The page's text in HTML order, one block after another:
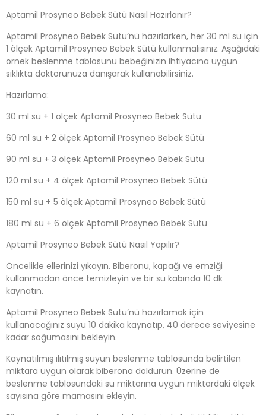
Aptamil Prosyneo Bebek Sütü Nasıl Hazırlanır?
Aptamil Prosyneo Bebek Sütü’nü hazırlarken, her 30 ml su için
1 ölçek Aptamil Prosyneo Bebek Sütü kullanmalısınız. Aşağıdaki
örnek beslenme tablosunu bebeğinizin ihtiyacına uygun
sıklıkta doktorunuza danışarak kullanabilirsiniz.
Hazırlama:
30 ml su + 1 ölçek Aptamil Prosyneo Bebek Sütü
60 ml su + 2 ölçek Aptamil Prosyneo Bebek Sütü
90 ml su + 3 ölçek Aptamil Prosyneo Bebek Sütü
120 ml su + 4 ölçek Aptamil Prosyneo Bebek Sütü
150 ml su + 5 ölçek Aptamil Prosyneo Bebek Sütü
180 ml su + 6 ölçek Aptamil Prosyneo Bebek Sütü
Aptamil Prosyneo Bebek Sütü Nasıl Yapılır?
Öncelikle ellerinizi yıkayın. Biberonu, kapağı ve emziği
kullanmadan önce temizleyin ve bir su kabında 10 dk
kaynatın.
Aptamil Prosyneo Bebek Sütü’nü hazırlamak için
kullanacağınız suyu 10 dakika kaynatıp, 40 derece seviyesine
kadar soğumasını bekleyin.
Kaynatılmış ılıtılmış suyun beslenme tablosunda belirtilen
miktara uygun olarak biberona doldurun. Üzerine de
beslenme tablosundaki su miktarına uygun miktardaki ölçek
sayısına göre mamasını ekleyin.